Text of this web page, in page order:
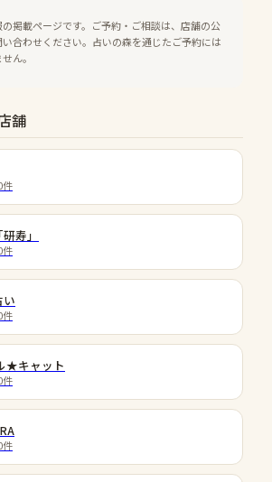
掲載ページです。ご予約・ご相談は、店舗の公
合わせください。占いの森を通じたご予約には
ん。
舗
件
寿」
件
件
★キャット
件
件